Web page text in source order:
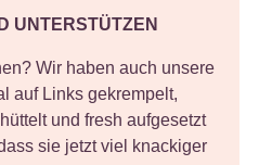
UNTERSTÜTZEN
Wir haben auch unsere
auf Links gekrempelt,
und fresh aufgesetzt
sie jetzt viel knackiger